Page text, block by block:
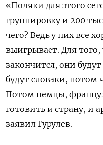
«Поляки для этого
группировку и 200
чего? Ведь у них все
выигрывает. Для того,
закончится, они
будут словаки, потом
Потом немцы,
готовить и страну, и
заявил Гурулев.